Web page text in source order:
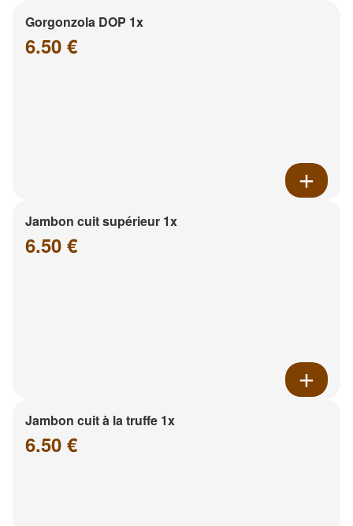
Gorgonzola DOP 1x
6.50 €
Jambon cuit supérieur 1x
6.50 €
Jambon cuit à la truffe 1x
6.50 €